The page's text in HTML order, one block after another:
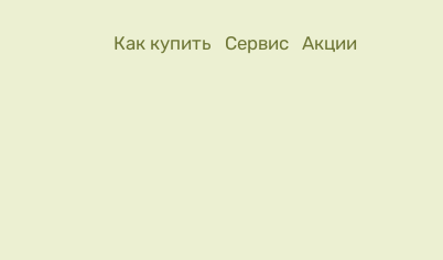
Как купить
Сервис Акции